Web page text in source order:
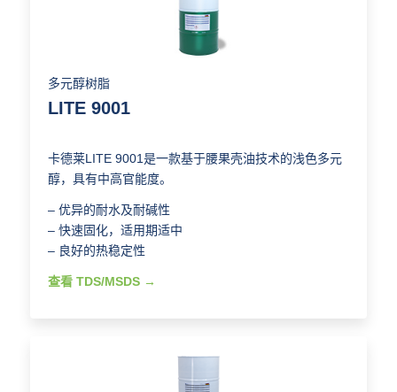
多元醇树脂
LITE 9001
卡德莱LITE 9001是一款基于腰果壳油技术的浅色多元
醇，具有中高官能度。
– 优异的耐水及耐碱性
– 快速固化，适用期适中
– 良好的热稳定性
查看 TDS/MSDS